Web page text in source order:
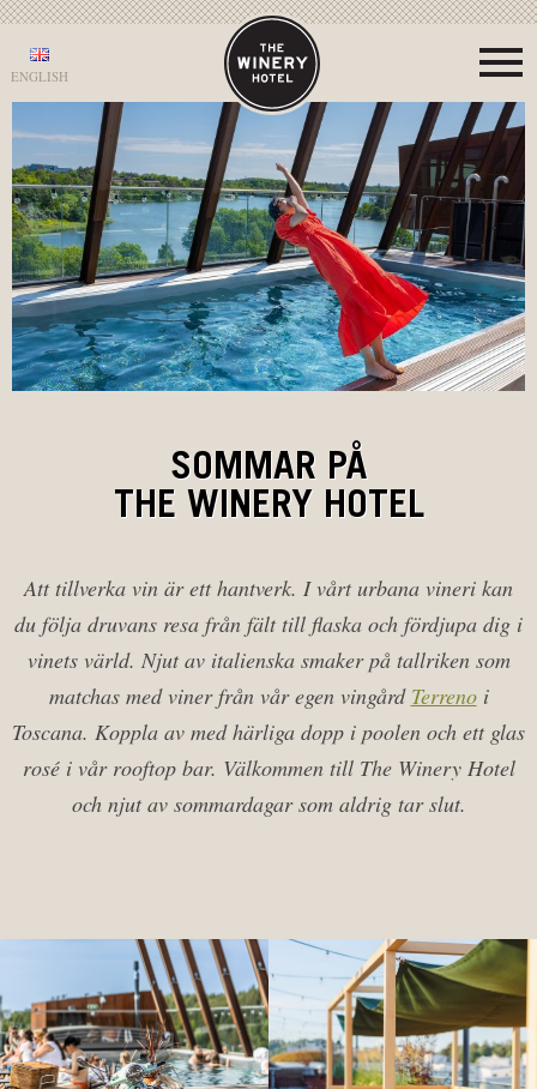
ENGLISH
SOMMAR PÅ
THE WINERY HOTEL
Att tillverka vin är ett hantverk. I vårt urbana vineri kan
du följa druvans resa från fält till flaska och fördjupa dig i
vinets värld. Njut av italienska smaker på tallriken som
matchas med viner från vår egen vingård Terrenoi
Toscana. Koppla av med härliga dopp i poolen och ett glas
rosé i vår rooftop bar. Välkommen till The Winery Hotel
och njut av sommardagar som aldrig tar slut.